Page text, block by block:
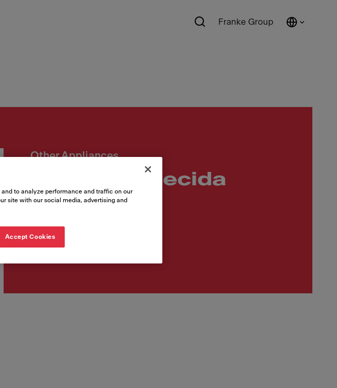
Franke Group
Other Appliances
Gaveta aquecida
Mythos
131.0611.212
to analyze performance and traffic on our
site with our social media, advertising and
Accept Cookies